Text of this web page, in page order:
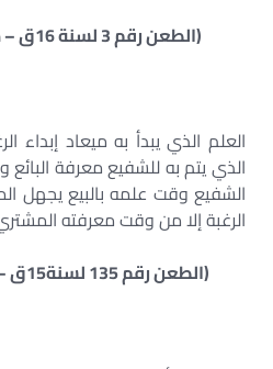
(الطعن رقم 3 لسنة 16ق – جلسة 26/12/1946)
العلم الذي يبدأ به ميعاد
الذي يتم به للشفيع معرفة
الشفيع وقت علمه بالبيع يجهل
الرغبة إلا من وقت معرفته
(الطعن رقم 135 لسنة15ق – جلسة 26/12/1946)